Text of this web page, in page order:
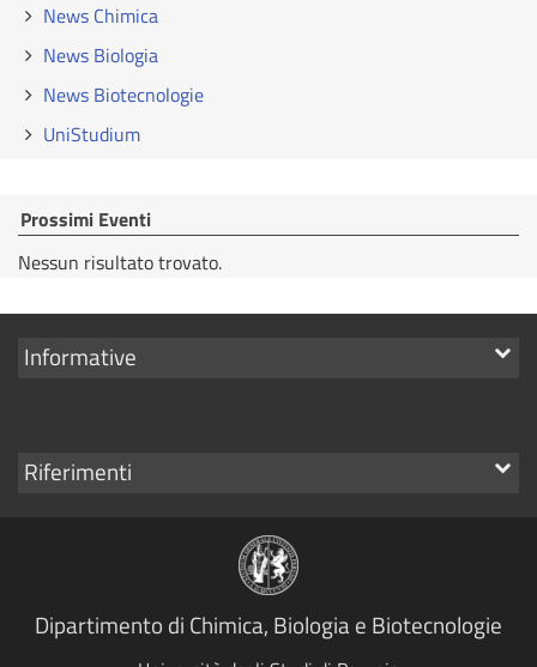
News Chimica
News Biologia
News Biotecnologie
UniStudium
Prossimi Eventi
Nessun risultato trovato.
Mostra
Informative
Mostra
Riferimenti
Dipartimento di Chimica, Biologia e Biotecnologie